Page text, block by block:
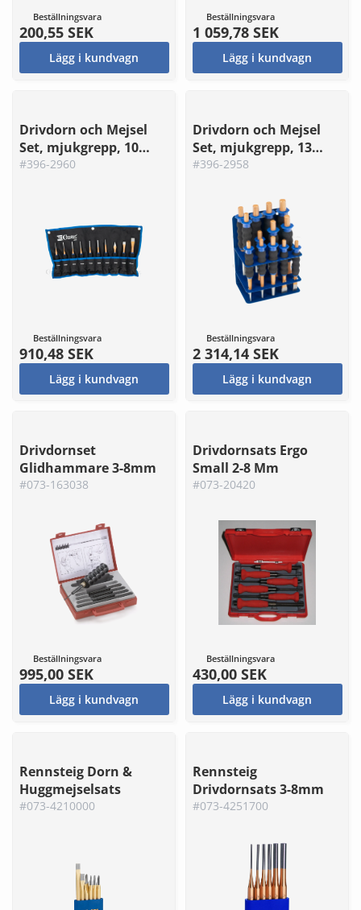
Beställningsvara
200,55 SEK
Lägg i kundvagn
Beställningsvara
1 059,78 SEK
Lägg i kundvagn
Drivdorn och Mejsel
Set, mjukgrepp, 10
delar.
#396-2960
Beställningsvara
910,48 SEK
Lägg i kundvagn
Drivdorn och Mejsel
Set, mjukgrepp, 13
delar.
#396-2958
Beställningsvara
2 314,14 SEK
Lägg i kundvagn
Drivdornset
Glidhammare 3-8mm
#073-163038
Beställningsvara
995,00 SEK
Lägg i kundvagn
Drivdornsats Ergo
Small 2-8 Mm
#073-20420
Beställningsvara
430,00 SEK
Lägg i kundvagn
Rennsteig Dorn &
Huggmejselsats
#073-4210000
Rennsteig
Drivdornsats 3-8mm
#073-4251700